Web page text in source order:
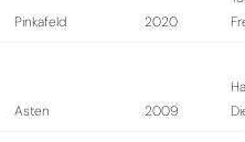
Pinkafeld 2020
Asten 2009